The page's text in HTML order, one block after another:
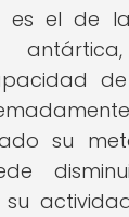
es el de
su